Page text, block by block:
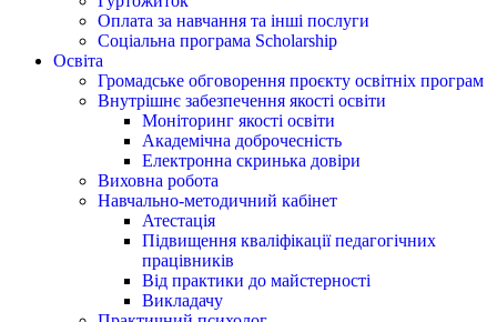
Оплата за навчання та інші послуги
Соціальна програма Scholarship
Освіта
Громадське обговорення проєкту освітніх програм
Внутрішнє забезпечення якості освіти
Моніторинг якості освіти
Академічна доброчесність
Електронна скринька довіри
Виховна робота
Навчально-методичний кабінет
Атестація
Підвищення кваліфікації педагогічних
працівників
Від практики до майстерності
Викладачу